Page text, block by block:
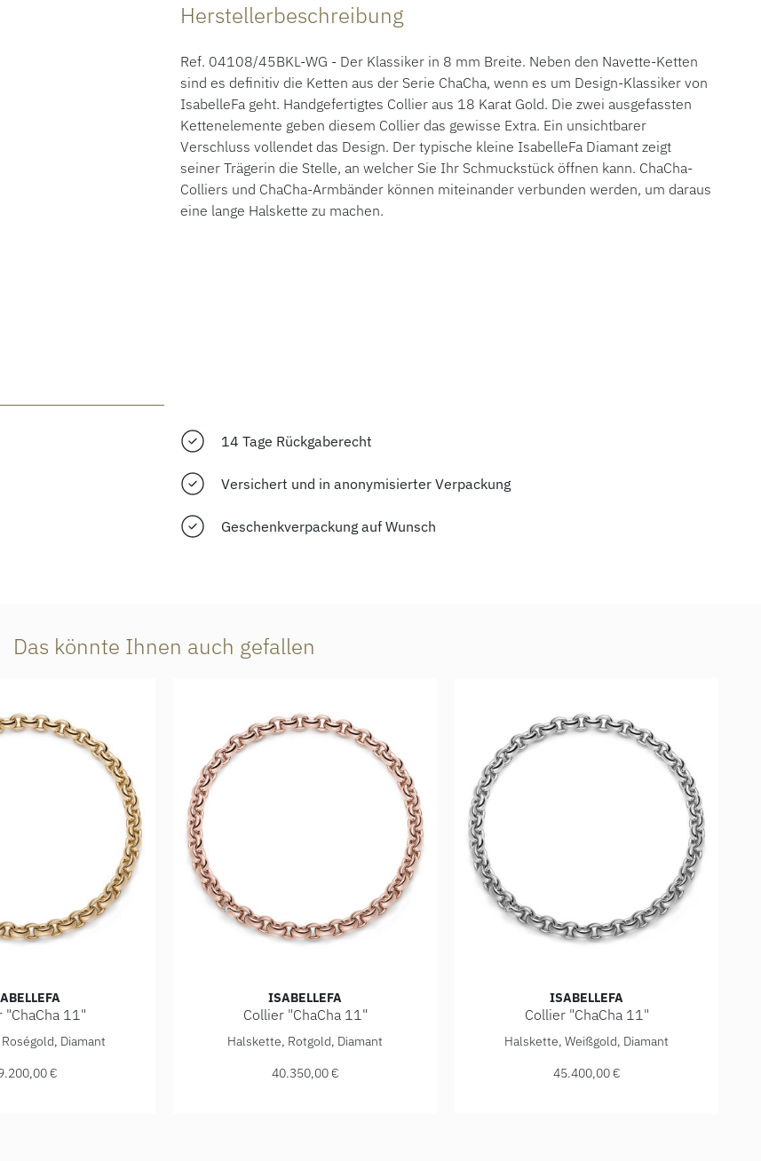
Herstellerbeschreibung
Ref. 04108/45BKL-WG - Der Klassiker in 8 mm Breite. Neben den Navette-Ketten
sind es definitiv die Ketten aus der Serie ChaCha, wenn es um Design-Klassiker von
IsabelleFa geht. Handgefertigtes Collier aus 18 Karat Gold. Die zwei ausgefassten
Kettenelemente geben diesem Collier das gewisse Extra. Ein unsichtbarer
Verschluss vollendet das Design. Der typische kleine IsabelleFa Diamant zeigt
seiner Trägerin die Stelle, an welcher Sie Ihr Schmuckstück öffnen kann. ChaCha-
Colliers und ChaCha-Armbänder können miteinander verbunden werden, um daraus
eine lange Halskette zu machen.
14 Tage Rückgaberecht
Versichert und in anonymisierter Verpackung
Geschenkverpackung auf Wunsch
Das könnte Ihnen auch gefallen
39.200,00 €
"ChaCha 11"
"ChaCha 11", Ref: 04111/45BKL-ROS, Preis: 39.200,00 €
Diamant
€
ISABELLEFA
Collier "ChaCha 11"
IsabelleFa Collier "ChaCha 11", Ref: 04111/45BKL-RR, Preis: 40.350,00 €
Halskette, Rotgold, Diamant
40.350,00 €
ISABELLEFA
Collier "ChaCha 11"
IsabelleFa Collier "ChaCha 11", Ref: 04111/
Halskette, Weißgold, Diamant
45.400,00 €